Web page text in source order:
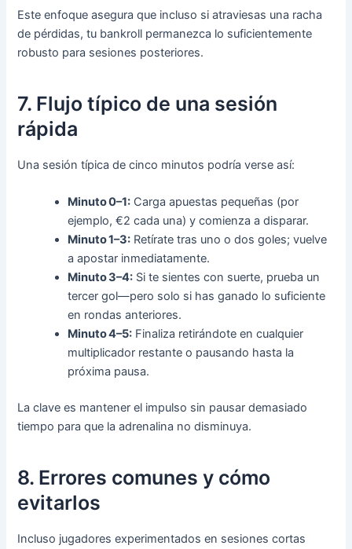
Este enfoque asegura que incluso si atraviesas una racha
de pérdidas, tu bankroll permanezca lo suficientemente
robusto para sesiones posteriores.
7. Flujo típico de una sesión
rápida
Una sesión típica de cinco minutos podría verse así:
Minuto 0–1: Carga apuestas pequeñas (por
ejemplo, €2 cada una) y comienza a disparar.
Minuto 1–3: Retírate tras uno o dos goles; vuelve
a apostar inmediatamente.
Minuto 3–4: Si te sientes con suerte, prueba un
tercer gol—pero solo si has ganado lo suficiente
en rondas anteriores.
Minuto 4–5: Finaliza retirándote en cualquier
multiplicador restante o pausando hasta la
próxima pausa.
La clave es mantener el impulso sin pausar demasiado
tiempo para que la adrenalina no disminuya.
8. Errores comunes y cómo
evitarlos
Incluso jugadores experimentados en sesiones cortas